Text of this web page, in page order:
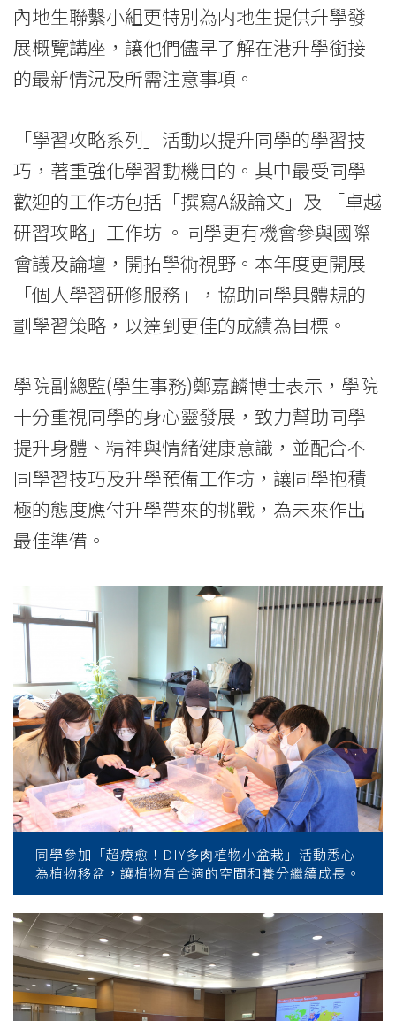
學
院
消
息
國
際
學
香
港
浸
會
學
內地生聯繫小組更特別為内地生提供升學發
展概覽講座，讓他們儘早了解在港升學銜接
的最新情況及所需注意事項。
「學習攻略系列」活動以提升同學的學習技
巧，著重強化學習動機目的。其中最受同學
歡迎的工作坊包括「撰寫A級論文」及 「卓越
研習攻略」工作坊 。同學更有機會參與國際
會議及論壇，開拓學術視野。本年度更開展
「個人學習研修服務」，協助同學具體規的
劃學習策略，以達到更佳的成績為目標。
學院副總監(學生事務)鄭嘉麟博士表示，學院
十分重視同學的身心靈發展，致力幫助同學
提升身體、精神與情緒健康意識，並配合不
同學習技巧及升學預備工作坊，讓同學抱積
極的態度應付升學帶來的挑戰，為未來作出
最佳準備。
同學參加「超療愈！DIY多⾁植物⼩盆栽」活動悉心
為植物移盆，讓植物有合適的空間和養分繼續成長。